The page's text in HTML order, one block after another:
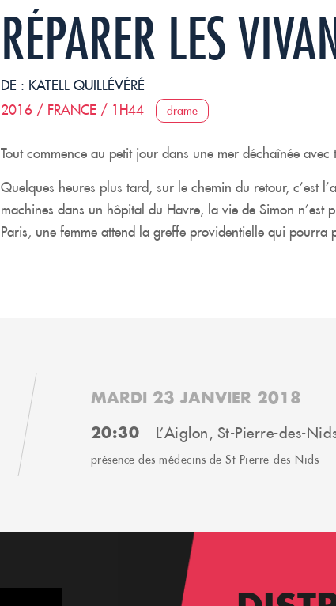
RÉPARER LES
DE : KATELL QUILLÉVÉRÉ
2016 / FRANCE / 1H44
drame
Tout commence au petit jour dans une mer déchaînée avec
Quelques heures plus tard, sur le chemin du retour, c’est
machines dans un hôpital du Havre, la vie de Simon n’est
Paris, une femme attend la greffe providentielle qui
MARDI 23 JANVIER 2018
20:30 L’Aiglon, St-Pierre-des-
présence des médecins de St-Pierre-des-Nids